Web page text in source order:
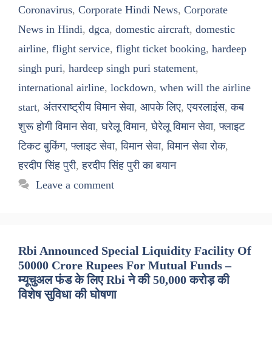
Coronavirus, Corporate Hindi News, Corporate
News in Hindi, dgca, domestic aircraft, domestic
airline, flight service, flight ticket booking, hardeep
singh puri, hardeep singh puri statement,
international airline, lockdown, when will the airline
start, अंतरराष्ट्रीय विमान सेवा, आपके लिए,एयरलाइंस,कब
शुरू होगी विमान सेवा,घरेलू विमान,घेरेलू विमान सेवा,फ्लाइट
टिकट बुकिंग,फ्लाइट सेवा,विमान सेवा,विमान सेवा रोक,
हरदीप सिंह पुरी,हरदीप सिंह पुरी का बयान
Leave a comment
Rbi Announced Special Liquidity Facility Of
50000 Crore Rupees For Mutual Funds –
म्यूचुअल फंड के लिए Rbi ने की 50,000 करोड़ की
विशेष सुविधा की घोषणा